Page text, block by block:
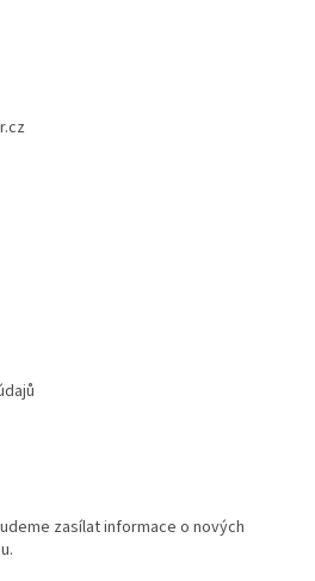
zasílat informace o nových